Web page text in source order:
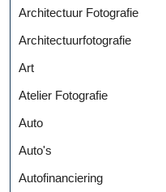
Architectuur Fotografie
Architectuurfotografie
Art
Atelier Fotografie
Auto
Auto's
Autofinanciering